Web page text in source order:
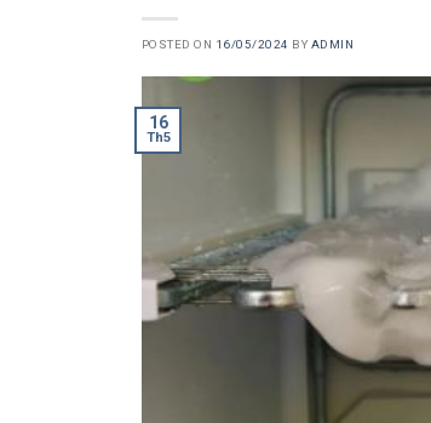
POSTED ON 16/05/2024 BY ADMIN
16
Th5